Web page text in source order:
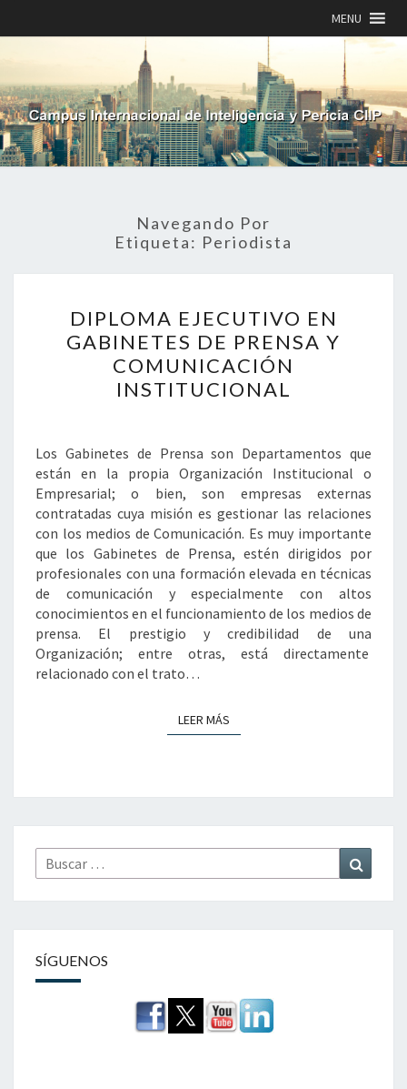
MENU
Navegando Por
Etiqueta: Periodista
EJECUTIVO
EN
GABINETES
DE
PRENSA
INSTITUCIONAL
DIPLOMA EJECUTIVO EN
GABINETES DE PRENSA Y
COMUNICACIÓN
INSTITUCIONAL
Los Gabinetes de Prensa son Departamentos que
están en la propia Organización Institucional o
Empresarial; o bien, son empresas externas
contratadas cuya misión es gestionar las relaciones
con los medios de Comunicación. Es muy importante
que los Gabinetes de Prensa, estén dirigidos por
profesionales con una formación elevada en técnicas
de comunicación y especialmente con altos
conocimientos en el funcionamiento de los medios de
prensa. El prestigio y credibilidad de una
Organización; entre otras, está directamente
relacionado con el trato…
LEER MÁSLEER MÁS
Buscar
por:
SÍGUENOS